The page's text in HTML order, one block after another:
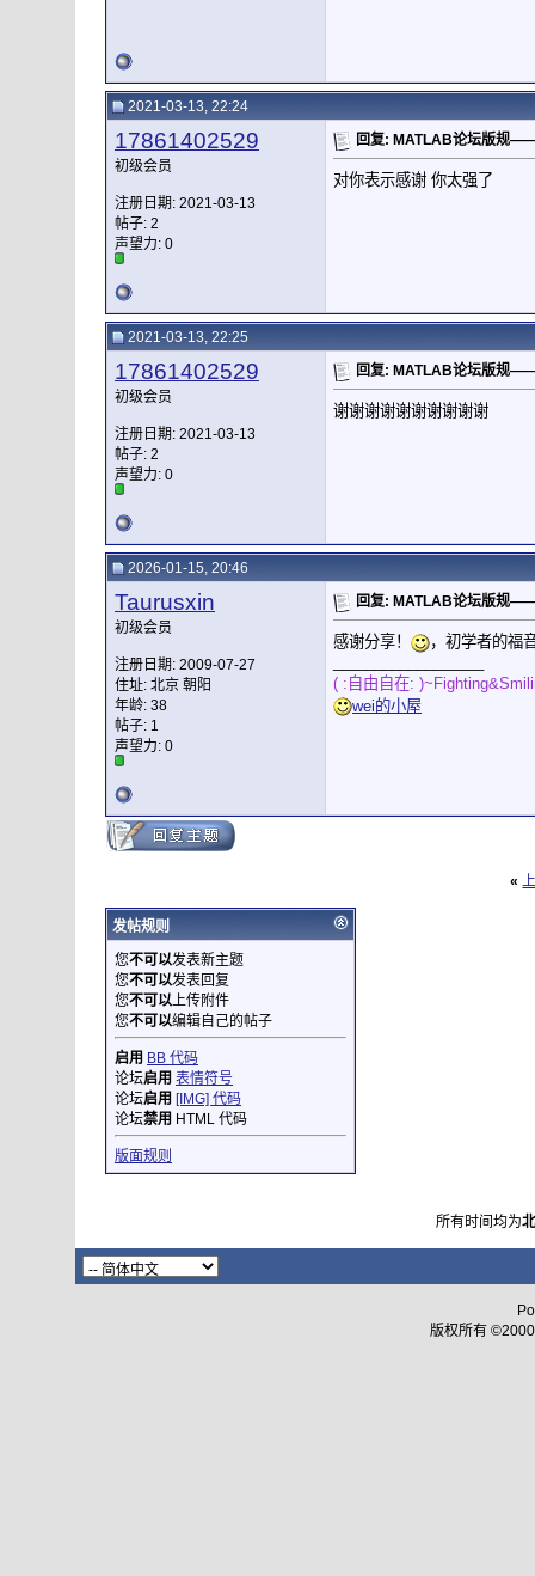
2021-03-13, 22:24
17861402529
初级会员
注册日期: 2021-03-13
帖子: 2
声望力: 0
回复: MATLAB论坛版规
对你表示感谢 你太强了
2021-03-13, 22:25
17861402529
初级会员
注册日期: 2021-03-13
帖子: 2
声望力: 0
回复: MATLAB论坛版规
谢谢谢谢谢谢谢谢谢谢
2026-01-15, 20:46
Taurusxin
初级会员
注册日期: 2009-07-27
住址: 北京 朝阳
年龄: 38
帖子: 1
声望力: 0
回复: MATLAB论坛版规
感谢分享！
，初学者的福
( :自由自在:
wei的小屋
«
发帖规则
您不可以发表新主题
您不可以发表回复
您不可以上传附件
您不可以编辑自己的帖子
启用 BB 代码
论坛启用 表情符号
论坛启用 [IMG] 代码
论坛禁用 HTML 代码
版面规则
所有时间均为
版权所有